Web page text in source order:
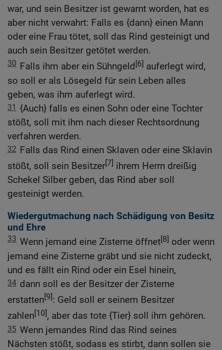
war, und sein Besitzer ist gewarnt worden, hat es
aber nicht verwahrt: Falls es {dann} einen Mann
oder eine Frau tötet, soll das Rind gesteinigt und
auch sein Besitzer getötet werden.
30 Falls ihm aber ein Sühngeld[6] auferlegt wird,
so soll er als Lösegeld für sein Leben alles
geben, was ihm auferlegt wird.
31 {Auch} falls es einen Sohn oder eine Tochter
stößt, soll mit ihm nach dieser Rechtsordnung
verfahren werden.
32 Falls das Rind einen Sklaven oder eine Sklavin
stößt, soll sein Besitzer[7] ihrem Herrn dreißig
Schekel Silber geben, das Rind aber soll
gesteinigt werden.
Wiedergutmachung nach Schädigung von Besitz
und Ehre
33 Wenn jemand eine Zisterne öffnet[8] oder wenn
jemand eine Zisterne gräbt und sie nicht zudeckt,
und es fällt ein Rind oder ein Esel hinein,
34 dann soll es der Besitzer der Zisterne
erstatten[9]: Geld soll er seinem Besitzer
zahlen[10], aber das tote {Tier} soll ihm gehören.
35 Wenn jemandes Rind das Rind seines
Nächsten stößt, sodass es stirbt, dann sollen sie